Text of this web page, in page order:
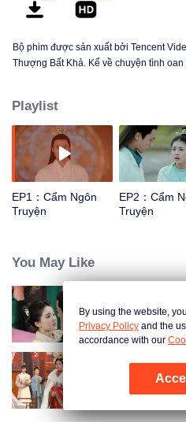
Bộ phim được sản xuất bởi Tencent
Thượng Bất Khả. Kể về chuyện tình
trọng trách trên lưng.
Playlist
EP1：Cẩm Ngôn
Truyện
EP2：Cẩm
Truyện
You May Like
Ôi ! Hoàng
Kẻ Dưới
By using the website,
Privacy Policy and the
accordance with our